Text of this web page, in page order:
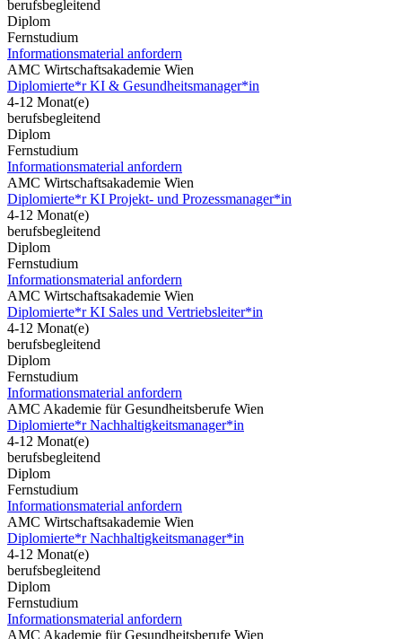
berufsbegleitend
Diplom
Fernstudium
Informationsmaterial anfordern
AMC Wirtschaftsakademie Wien
Diplomierte*r KI & Gesundheitsmanager*in
4-12 Monat(e)
berufsbegleitend
Diplom
Fernstudium
Informationsmaterial anfordern
AMC Wirtschaftsakademie Wien
Diplomierte*r KI Projekt- und Prozessmanager*in
4-12 Monat(e)
berufsbegleitend
Diplom
Fernstudium
Informationsmaterial anfordern
AMC Wirtschaftsakademie Wien
Diplomierte*r KI Sales und Vertriebsleiter*in
4-12 Monat(e)
berufsbegleitend
Diplom
Fernstudium
Informationsmaterial anfordern
AMC Akademie für Gesundheitsberufe Wien
Diplomierte*r Nachhaltigkeitsmanager*in
4-12 Monat(e)
berufsbegleitend
Diplom
Fernstudium
Informationsmaterial anfordern
AMC Wirtschaftsakademie Wien
Diplomierte*r Nachhaltigkeitsmanager*in
4-12 Monat(e)
berufsbegleitend
Diplom
Fernstudium
Informationsmaterial anfordern
AMC Akademie für Gesundheitsberufe Wien